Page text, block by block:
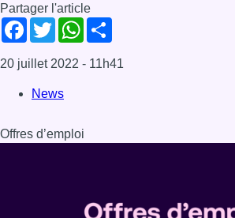
Partager l'article
Facebook
TwitterWhatsApp
20 juillet 2022 - 11h41
News
Offres d’emploi